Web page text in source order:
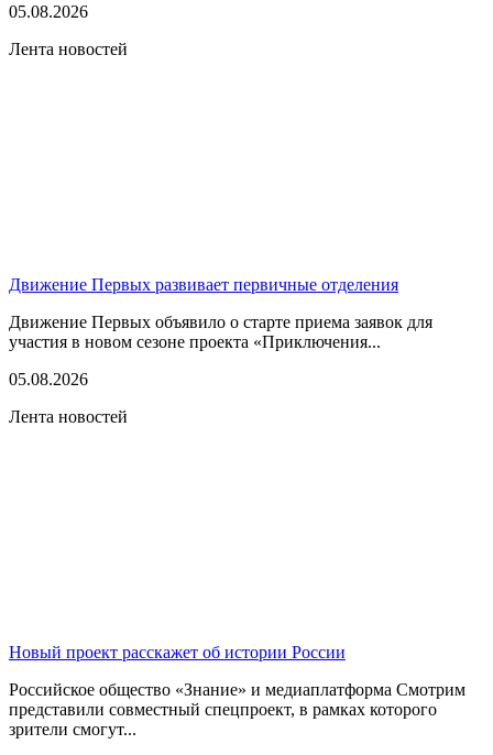
05.08.2026
Лента новостей
Движение Первых развивает первичные отделения
Движение Первых объявило о старте приема заявок для
участия в новом сезоне проекта «Приключения...
05.08.2026
Лента новостей
Новый проект расскажет об истории России
Российское общество «Знание» и медиаплатформа Смотрим
представили совместный спецпроект, в рамках которого
зрители смогут...